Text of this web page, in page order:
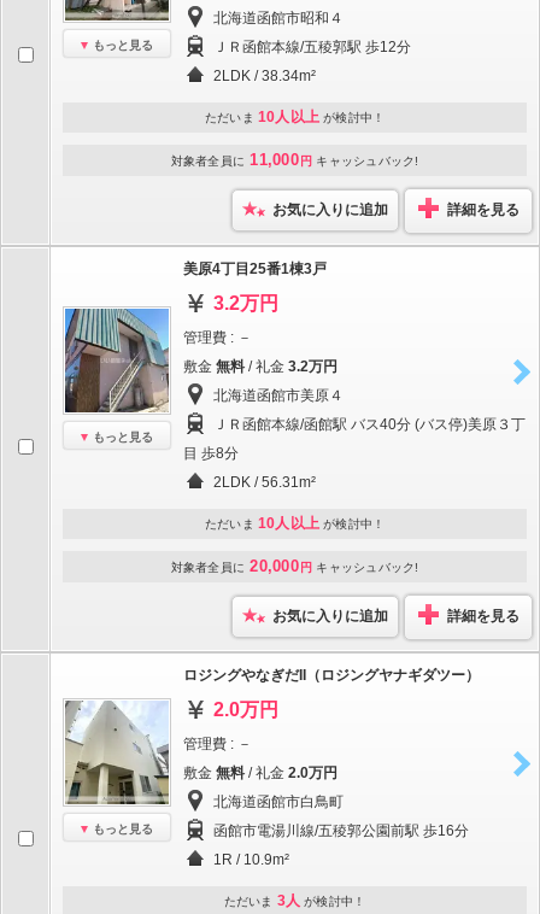
もっと見る
北海道函館市昭和４
ＪＲ函館本線/五稜郭駅 歩12分
2LDK / 38.34m²
ただいま 10人以上 が検討中！
対象者全員に 11,000 円 キャッシュバック!
お気に入りに追加 詳細を見る
もっと見る
美原4丁目25番1棟3戸
3.2万円
管理費 : －
敷金 無料 / 礼金 3.2万円
北海道函館市美原４
ＪＲ函館本線/函館駅 バス40分 (バス停)美原３丁
目 歩8分
2LDK / 56.31m²
ただいま 10人以上 が検討中！
対象者全員に 20,000 円 キャッシュバック!
お気に入りに追加 詳細を見る
もっと見る
ロジングやなぎだII（ロジングヤナギダツー）
2.0万円
管理費 : －
敷金 無料 / 礼金 2.0万円
北海道函館市白鳥町
函館市電湯川線/五稜郭公園前駅 歩16分
1R / 10.9m²
ただいま 3人 が検討中！